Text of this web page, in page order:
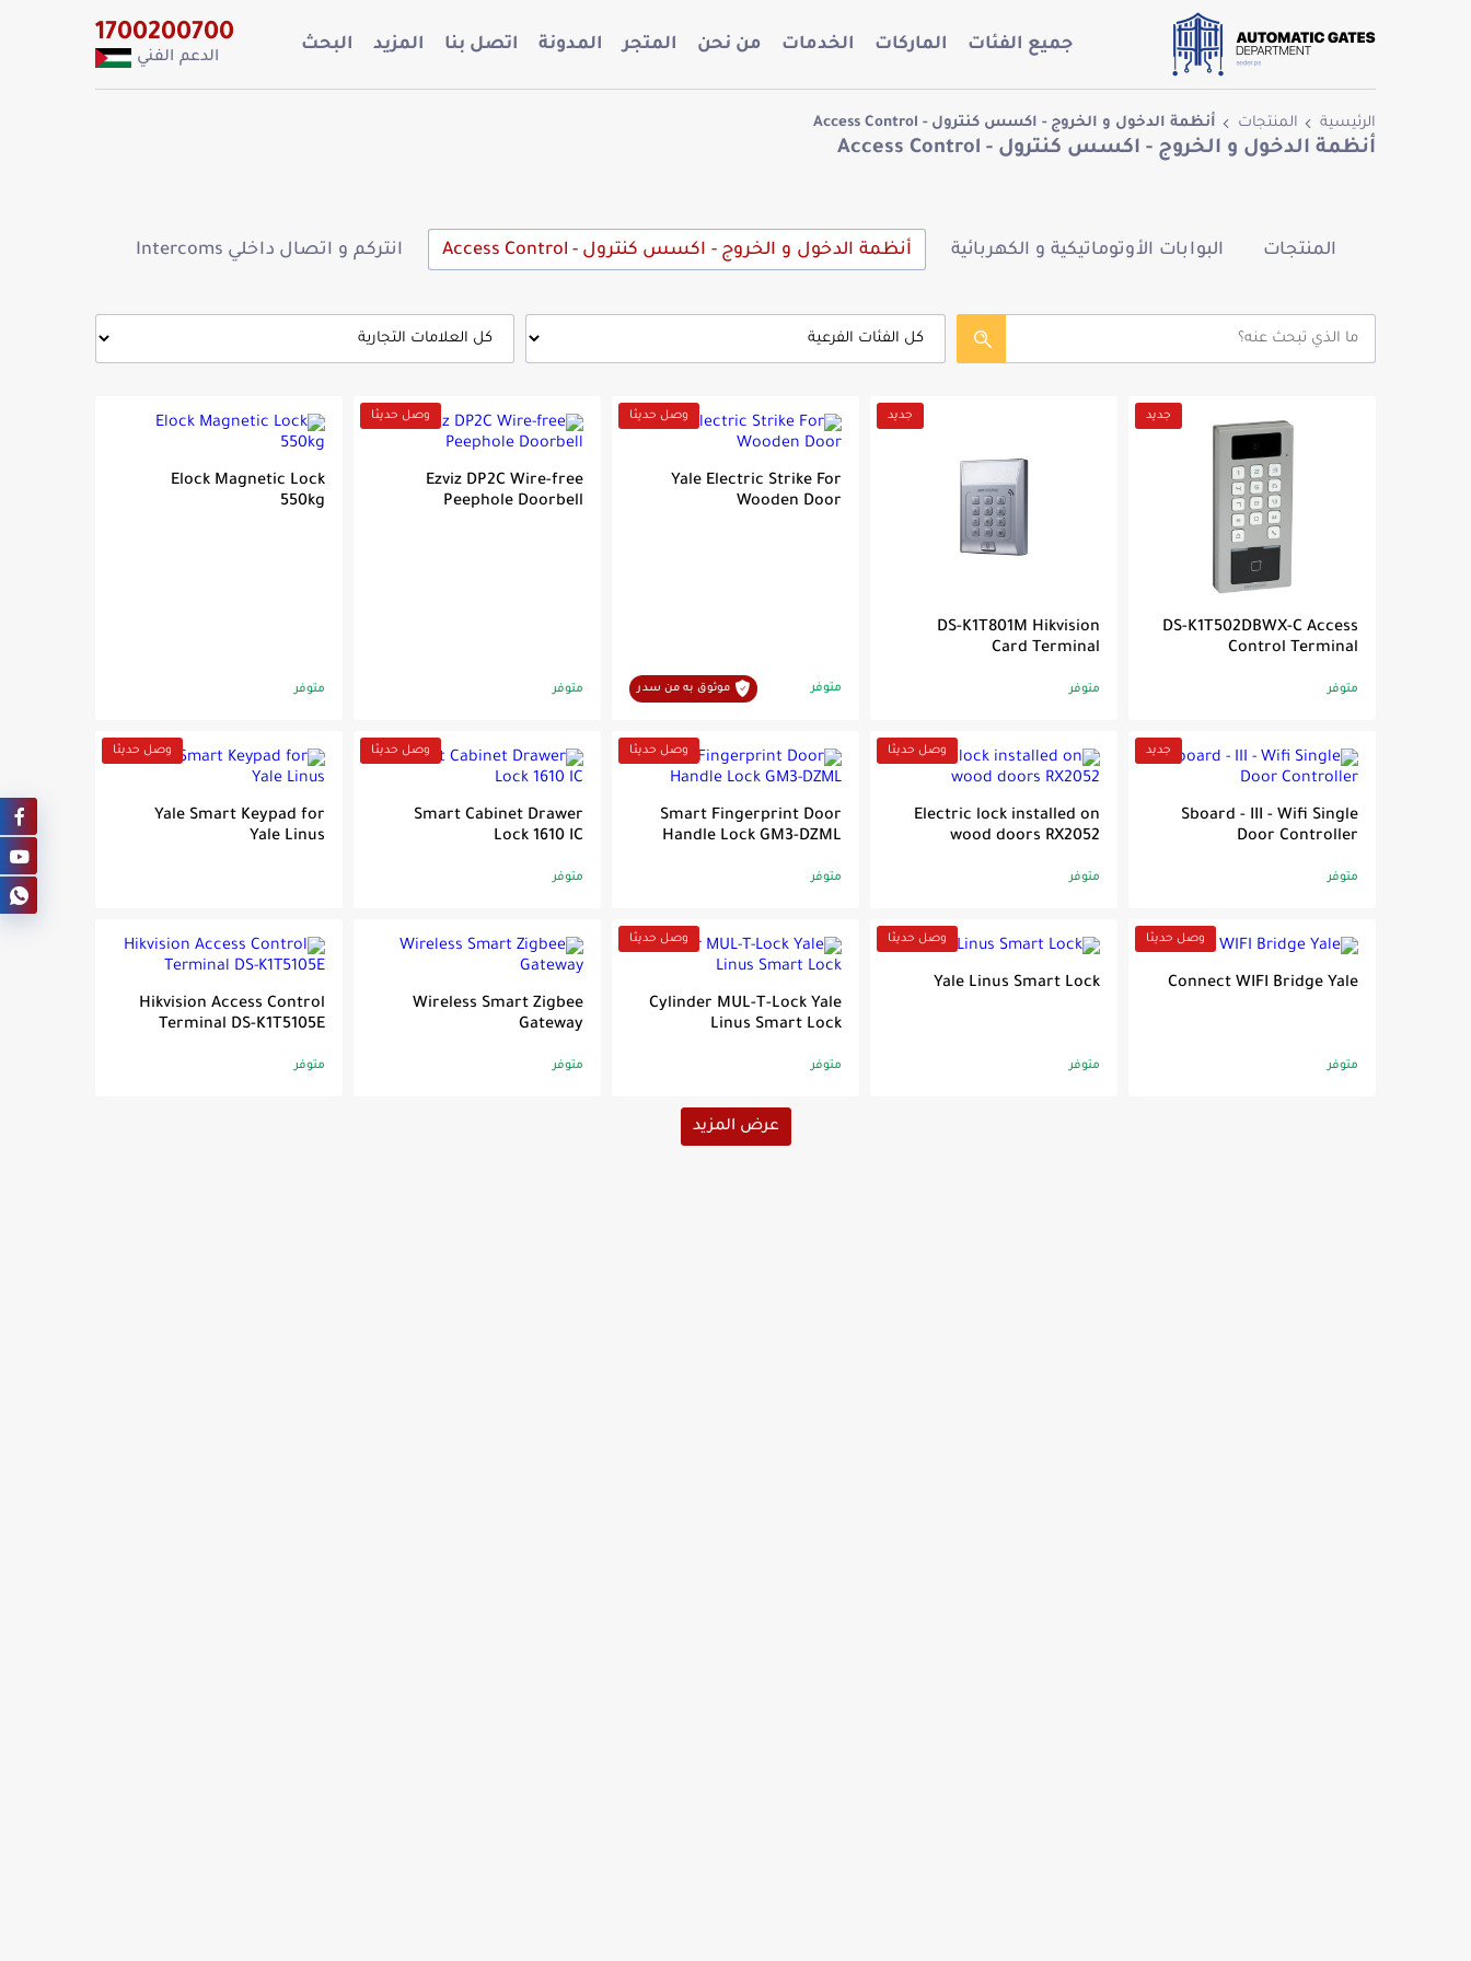
جميع الفئات الماركات الخدمات من نحن المتجر المدونة اتصل بنا المزيد البحث 1700200700
الدعم الفني
الرئيسية المنتجات أنظمة الدخول و الخروج - اكسس كنترول - Access Control
أنظمة الدخول و الخروج - اكسس كنترول - Access Control
المنتجات البوابات الأوتوماتيكية و الكهربائية أنظمة الدخول و الخروج - اكسس كنترول - Access Control انتركم و اتصال داخلي Intercoms
جديد
DS-K1T502DBWX-C Access
Control Terminal
متوفر
جديد
DS-K1T801M Hikvision
Card Terminal
متوفر
وصل حديثا
Yale Electric Strike For
Wooden Door
متوفر موثوق به من سدر
وصل حديثا
Ezviz DP2C Wire-free
Peephole Doorbell
متوفر
Elock Magnetic Lock
550kg
متوفر
جديد
Sboard - III - Wifi Single
Door Controller
متوفر
وصل حديثا
Electric lock installed on
wood doors RX2052
متوفر
وصل حديثا
Smart Fingerprint Door
Handle Lock GM3-DZML
متوفر
وصل حديثا
Smart Cabinet Drawer
Lock 1610 IC
متوفر
وصل حديثا
Yale Smart Keypad for
Yale Linus
وصل حديثا
Connect WIFI Bridge Yale
متوفر
وصل حديثا
Yale Linus Smart Lock
متوفر
وصل حديثا
Cylinder MUL-T-Lock Yale
Linus Smart Lock
متوفر
Wireless Smart Zigbee
Gateway
متوفر
Hikvision Access Control
Terminal DS-K1T5105E
متوفر
عرض المزيد